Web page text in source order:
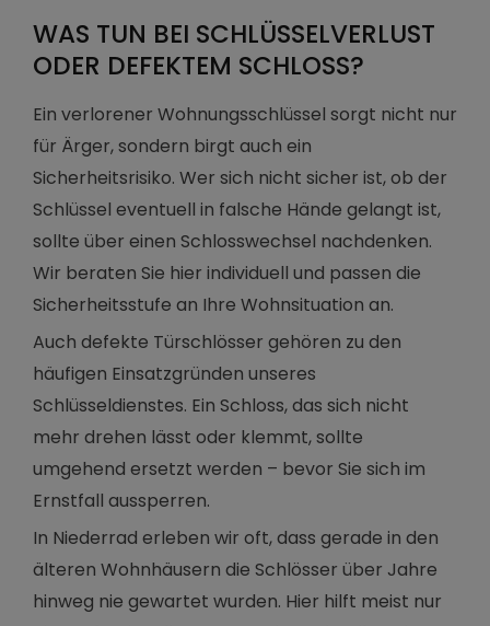
WAS TUN BEI SCHLÜSSELVERLUST
ODER DEFEKTEM SCHLOSS?
Ein verlorener Wohnungsschlüssel sorgt nicht nur
für Ärger, sondern birgt auch ein
Sicherheitsrisiko. Wer sich nicht sicher ist, ob der
Schlüssel eventuell in falsche Hände gelangt ist,
sollte über einen Schlosswechsel nachdenken.
Wir beraten Sie hier individuell und passen die
Sicherheitsstufe an Ihre Wohnsituation an.
Auch defekte Türschlösser gehören zu den
häufigen Einsatzgründen unseres
Schlüsseldienstes. Ein Schloss, das sich nicht
mehr drehen lässt oder klemmt, sollte
umgehend ersetzt werden – bevor Sie sich im
Ernstfall aussperren.
In Niederrad erleben wir oft, dass gerade in den
älteren Wohnhäusern die Schlösser über Jahre
hinweg nie gewartet wurden. Hier hilft meist nur